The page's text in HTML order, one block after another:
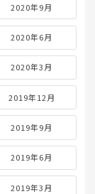
2020年9月
2020年6月
2020年3月
2019年12月
2019年9月
2019年6月
2019年3月